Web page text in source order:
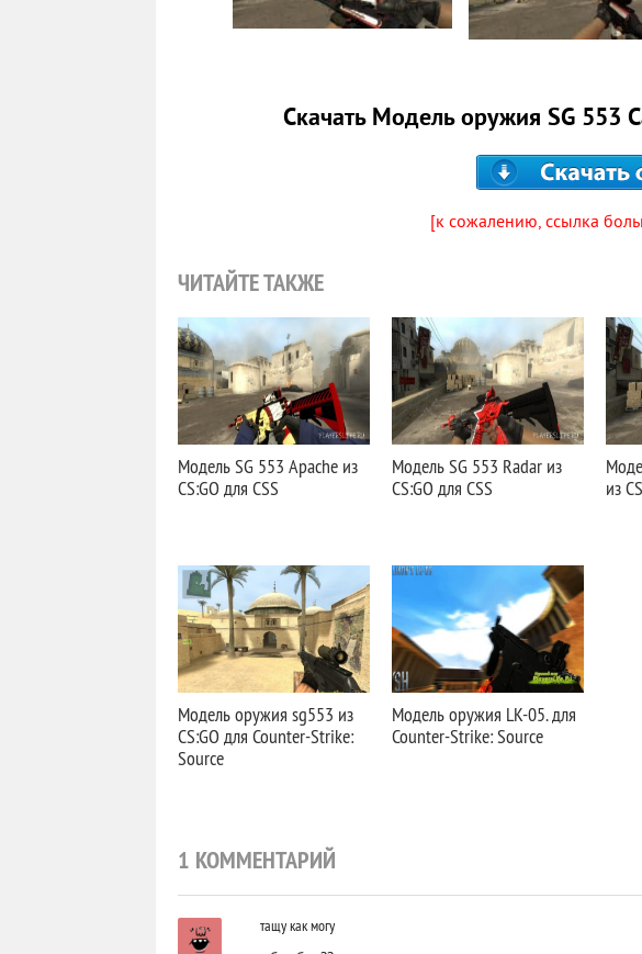
Скачать Модель оружия SG 553
[к сожалению, ссылка
ЧИТАЙТЕ ТАКЖЕ
Модель SG 553 Apache из
CS:GO для CSS
Модель SG 553 Radar из
CS:GO для CSS
из
Модель оружия sg553 из
CS:GO для Counter-Strike:
Source
Модель оружия LK-05. для
Counter-Strike: Source
1 КОММЕНТАРИЙ
тащу как могу